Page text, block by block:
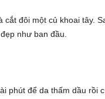
cắt đôi một củ khoai tây.
như ban đầu.
phút để da thấm dầu rồi